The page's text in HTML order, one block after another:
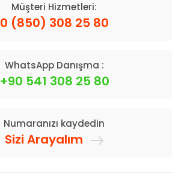
Müşteri Hizmetleri:
0 (850) 308 25 80
WhatsApp Danışma :
+90 541 308 25 80
Numaranızı kaydedin
Sizi Arayalım